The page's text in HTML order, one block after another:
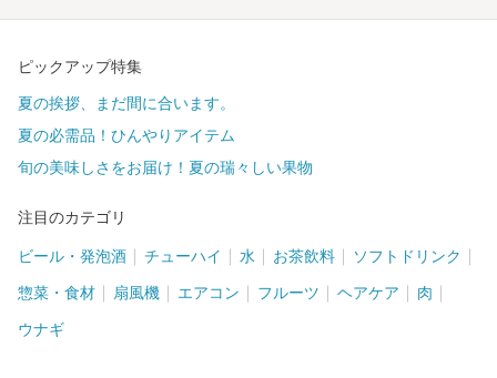
ピックアップ特集
夏の挨拶、まだ間に合います。
夏の必需品！ひんやりアイテム
旬の美味しさをお届け！夏の瑞々しい果物
注目のカテゴリ
ビール・発泡酒 チューハイ 水 お茶飲料 ソフトドリンク
惣菜・食材 扇風機 エアコン フルーツ ヘアケア 肉
ウナギ